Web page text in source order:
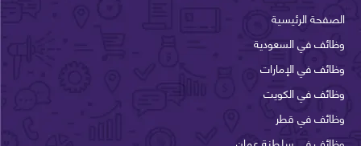
الصفحة الرئيسية
وظائف في السعودية
وظائف في الإمارات
وظائف في الكويت
وظائف في قطر